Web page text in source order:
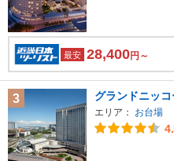
最安 28,400円～
3 グランドニッ
エリア： お台場